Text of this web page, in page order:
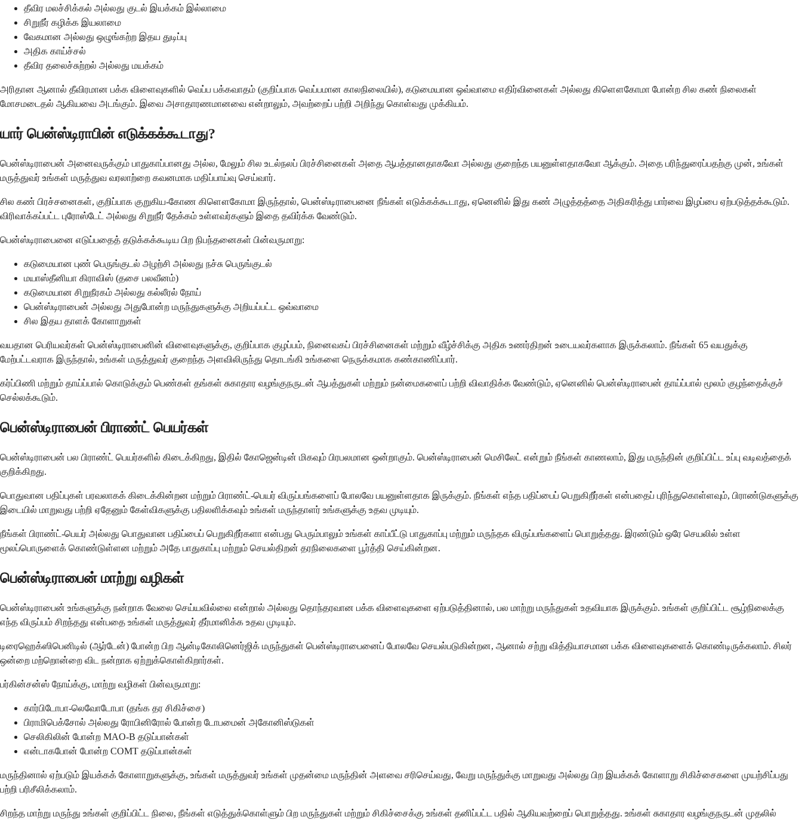
தீவிர மலச்சிக்கல் அல்லது குடல் இயக்கம் இல்லாமை
சிறுநீர் கழிக்க இயலாமை
வேகமான அல்லது ஒழுங்கற்ற இதய துடிப்பு
அதிக காய்ச்சல்
தீவிர தலைச்சுற்றல் அல்லது மயக்கம்
அரிதான ஆனால் தீவிரமான பக்க விளைவுகளில் வெப்ப பக்கவாதம் (குறிப்பாக வெப்பமான காலநிலையில்), கடுமையான ஒவ்வாமை எதிர்வினைகள் அல்லது கிளௌகோமா போன்ற சில கண் நிலைகள்
மோசமடைதல் ஆகியவை அடங்கும். இவை அசாதாரணமானவை என்றாலும், அவற்றைப் பற்றி அறிந்து கொள்வது முக்கியம்.
யார் பென்ஸ்டிராபின் எடுக்கக்கூடாது?
பென்ஸ்டிராபைன் அனைவருக்கும் பாதுகாப்பானது அல்ல, மேலும் சில உடல்நலப் பிரச்சினைகள் அதை ஆபத்தானதாகவோ அல்லது குறைந்த பயனுள்ளதாகவோ ஆக்கும். அதை பரிந்துரைப்பதற்கு முன், உங்கள்
மருத்துவர் உங்கள் மருத்துவ வரலாற்றை கவனமாக மதிப்பாய்வு செய்வார்.
சில கண் பிரச்சனைகள், குறிப்பாக குறுகிய-கோண கிளௌகோமா இருந்தால், பென்ஸ்டிராபைனை நீங்கள் எடுக்கக்கூடாது, ஏனெனில் இது கண் அழுத்தத்தை அதிகரித்து பார்வை இழப்பை ஏற்படுத்தக்கூடும்.
விரிவாக்கப்பட்ட புரோஸ்டேட் அல்லது சிறுநீர் தேக்கம் உள்ளவர்களும் இதை தவிர்க்க வேண்டும்.
பென்ஸ்டிராபைனை எடுப்பதைத் தடுக்கக்கூடிய பிற நிபந்தனைகள் பின்வருமாறு:
கடுமையான புண் பெருங்குடல் அழற்சி அல்லது நச்சு பெருங்குடல்
மயாஸ்தீனியா கிராவிஸ் (தசை பலவீனம்)
கடுமையான சிறுநீரகம் அல்லது கல்லீரல் நோய்
பென்ஸ்டிராபைன் அல்லது அதுபோன்ற மருந்துகளுக்கு அறியப்பட்ட ஒவ்வாமை
சில இதய தாளக் கோளாறுகள்
வயதான பெரியவர்கள் பென்ஸ்டிராபைனின் விளைவுகளுக்கு, குறிப்பாக குழப்பம், நினைவகப் பிரச்சினைகள் மற்றும் வீழ்ச்சிக்கு அதிக உணர்திறன் உடையவர்களாக இருக்கலாம். நீங்கள் 65 வயதுக்கு
மேற்பட்டவராக இருந்தால், உங்கள் மருத்துவர் குறைந்த அளவிலிருந்து தொடங்கி உங்களை நெருக்கமாக கண்காணிப்பார்.
கர்ப்பிணி மற்றும் தாய்ப்பால் கொடுக்கும் பெண்கள் தங்கள் சுகாதார வழங்குநருடன் ஆபத்துகள் மற்றும் நன்மைகளைப் பற்றி விவாதிக்க வேண்டும், ஏனெனில் பென்ஸ்டிராபைன் தாய்ப்பால் மூலம் குழந்தைக்குச்
செல்லக்கூடும்.
பென்ஸ்டிராபைன் பிராண்ட் பெயர்கள்
பென்ஸ்டிராபைன் பல பிராண்ட் பெயர்களில் கிடைக்கிறது, இதில் கோஜென்டின் மிகவும் பிரபலமான ஒன்றாகும். பென்ஸ்டிராபைன் மெசிலேட் என்றும் நீங்கள் காணலாம், இது மருந்தின் குறிப்பிட்ட உப்பு வடிவத்தைக்
குறிக்கிறது.
பொதுவான பதிப்புகள் பரவலாகக் கிடைக்கின்றன மற்றும் பிராண்ட்-பெயர் விருப்பங்களைப் போலவே பயனுள்ளதாக இருக்கும். நீங்கள் எந்த பதிப்பைப் பெறுகிறீர்கள் என்பதைப் புரிந்துகொள்ளவும், பிராண்டுகளுக்கு
இடையில் மாறுவது பற்றி ஏதேனும் கேள்விகளுக்கு பதிலளிக்கவும் உங்கள் மருந்தாளர் உங்களுக்கு உதவ முடியும்.
நீங்கள் பிராண்ட்-பெயர் அல்லது பொதுவான பதிப்பைப் பெறுகிறீர்களா என்பது பெரும்பாலும் உங்கள் காப்பீட்டு பாதுகாப்பு மற்றும் மருந்தக விருப்பங்களைப் பொறுத்தது. இரண்டும் ஒரே செயலில் உள்ள
மூலப்பொருளைக் கொண்டுள்ளன மற்றும் அதே பாதுகாப்பு மற்றும் செயல்திறன் தரநிலைகளை பூர்த்தி செய்கின்றன.
பென்ஸ்டிராபைன் மாற்று வழிகள்
பென்ஸ்டிராபைன் உங்களுக்கு நன்றாக வேலை செய்யவில்லை என்றால் அல்லது தொந்தரவான பக்க விளைவுகளை ஏற்படுத்தினால், பல மாற்று மருந்துகள் உதவியாக இருக்கும். உங்கள் குறிப்பிட்ட சூழ்நிலைக்கு
எந்த விருப்பம் சிறந்தது என்பதை உங்கள் மருத்துவர் தீர்மானிக்க உதவ முடியும்.
டிரைஹெக்ஸிபெனிடில் (ஆர்டேன்) போன்ற பிற ஆன்டிகோலினெர்ஜிக் மருந்துகள் பென்ஸ்டிராபைனைப் போலவே செயல்படுகின்றன, ஆனால் சற்று வித்தியாசமான பக்க விளைவுகளைக் கொண்டிருக்கலாம். சிலர்
ஒன்றை மற்றொன்றை விட நன்றாக ஏற்றுக்கொள்கிறார்கள்.
பர்கின்சன்ஸ் நோய்க்கு, மாற்று வழிகள் பின்வருமாறு:
கார்பிடோபா-லெவோடோபா (தங்க தர சிகிச்சை)
பிராமிபெக்சோல் அல்லது ரோபினிரோல் போன்ற டோபமைன் அகோனிஸ்டுகள்
செலிகிலின் போன்ற MAO-B தடுப்பான்கள்
என்டாகபோன் போன்ற COMT தடுப்பான்கள்
மருந்தினால் ஏற்படும் இயக்கக் கோளாறுகளுக்கு, உங்கள் மருத்துவர் உங்கள் முதன்மை மருந்தின் அளவை சரிசெய்வது, வேறு மருந்துக்கு மாறுவது அல்லது பிற இயக்கக் கோளாறு சிகிச்சைகளை முயற்சிப்பது
பற்றி பரிசீலிக்கலாம்.
சிறந்த மாற்று மருந்து உங்கள் குறிப்பிட்ட நிலை, நீங்கள் எடுத்துக்கொள்ளும் பிற மருந்துகள் மற்றும் சிகிச்சைக்கு உங்கள் தனிப்பட்ட பதில் ஆகியவற்றைப் பொறுத்தது. உங்கள் சுகாதார வழங்குநருடன் முதலில்